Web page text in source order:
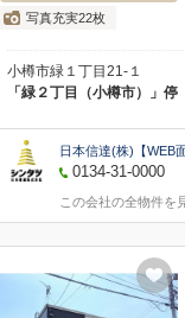
写真充実22枚
小樽市緑１丁目21‐１
「緑２丁目（小樽市）」停
日本信達(株)【WEB
0134-31-0000
この会社の全物件を